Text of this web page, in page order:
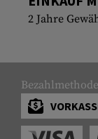
2 Jahre